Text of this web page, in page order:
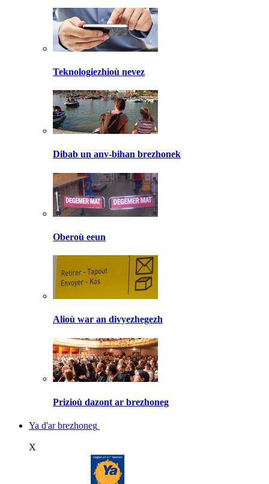
Teknologiezhioù nevez
Dibab un anv-bihan brezhonek
Oberoù eeun
Alioù war an divyezhegezh
Prizioù dazont ar brezhoneg
Ya d'ar brezhoneg
X